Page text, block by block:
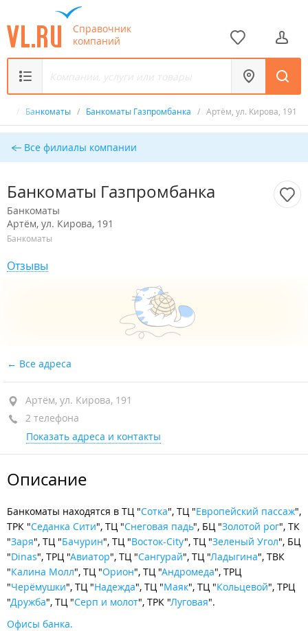
Справочник
компаний
/ Банкоматы / Банкоматы Газпромбанка / Артём, ул. Кирова, 191
Все филиалы компании
Банкоматы Газпромбанка
Банкоматы
Артём, ул. Кирова, 191
Банкоматы
Отзывы
Все адреса
Артём, ул. Кирова, 191
2 телефона
Показать адреса и контакты
Описание
Банкоматы находятся в ТЦ "Сотка", ТЦ "Европейский пассаж",
ТРК "Седанка Сити", ТЦ "Снеговая падь", БЦ "Золотой рог", ТК
"Заря", ТЦ "Бачурин", ТЦ "Восток-City", ТЦ "Зеленый Угол", БЦ
"Dinas", ТРЦ "Авиатор", ТЦ "Сангурай", ТЦ "Ладыгина", ТВК
"Калина Молл", ТЦ "Орион", ТЦ "Андромеда", ТРЦ
"Черёмушки", ТЦ "Надежда", ТЦ "Маяк", ТЦ "Кольцевой", ТРЦ
"Дружба", ТЦ "Серп и молот", ТРК "Луговая".
Офисы банка.